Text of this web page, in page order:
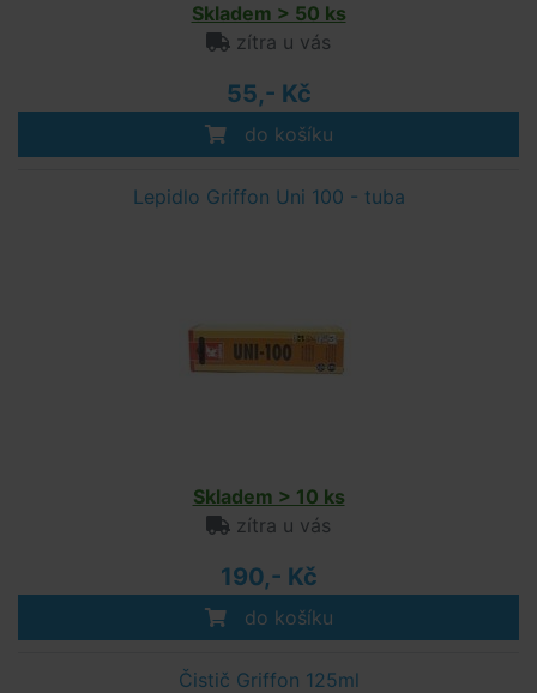
Skladem > 50 ks
zítra u vás
55,- Kč
do košíku
Lepidlo Griffon Uni 100 - tuba
Skladem > 10 ks
zítra u vás
190,- Kč
do košíku
Čistič Griffon 125ml